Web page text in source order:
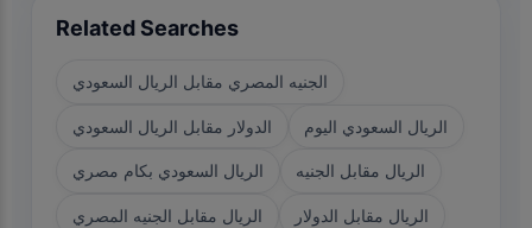
Related Searches
الجنيه المصري مقابل الريال السعودي
الدولار مقابل الريال السعودي الريال السعودي اليوم
الريال السعودي بكام مصري الريال مقابل الجنيه
الريال مقابل الجنيه المصري الريال مقابل الدولار